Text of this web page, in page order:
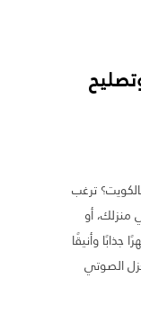
وتصليح
ترغب
أو
وأنيقًا
الصوتي